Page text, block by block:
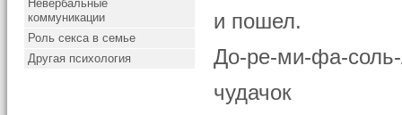
Невербальные
коммуникации
Роль секса в семье
Другая психология
и пошел.
До-ре-ми-фа-
чудачок